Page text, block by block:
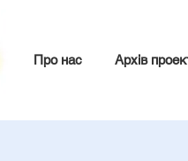
Про нас Архів